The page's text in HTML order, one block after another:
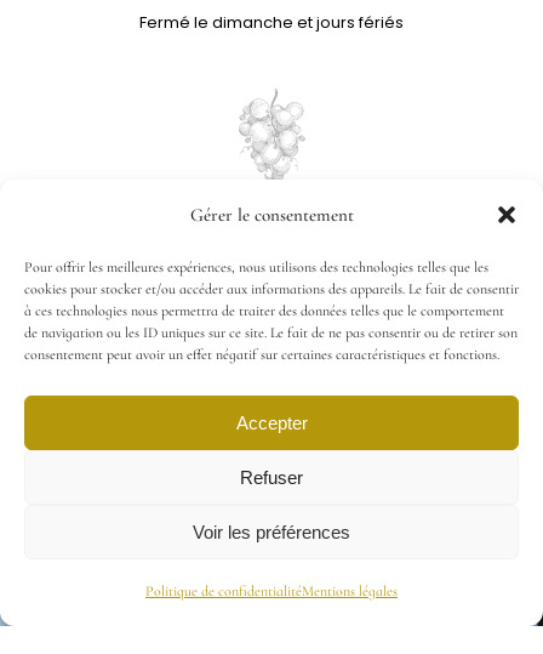
Gérer le consentement
Pour offrir les meilleures expériences, nous utilisons des technologies telles que les
cookies pour stocker et/ou accéder aux informations des appareils. Le fait de consentir
à ces technologies nous permettra de traiter des données telles que le comportement
de navigation ou les ID uniques sur ce site. Le fait de ne pas consentir ou de retirer son
consentement peut avoir un effet négatif sur certaines caractéristiques et fonctions.
Accepter
Refuser
Voir les préférences
Politique de confidentialitéMentions légales
Fermé le dimanche et jours fériés